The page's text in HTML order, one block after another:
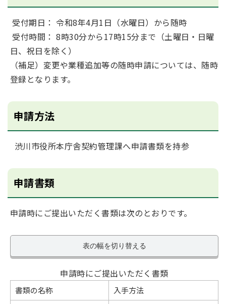
受付期日： 令和8年4月1日（水曜日）から随時
受付時間： 8時30分から17時15分まで（土曜日・日曜
日、祝日を除く）
（補足）変更や業種追加等の随時申請については、随時
登録となります。
申請方法
渋川市役所本庁舎契約管理課へ申請書類を持参
申請書類
申請時にご提出いただく書類は次のとおりです。
表の幅を切り替える
申請時にご提出いただく書類
書類の名称
入手方法